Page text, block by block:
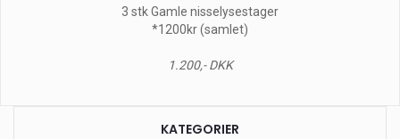
3 stk Gamle nisselysestager
*1200kr (samlet)
1.200,- DKK
KATEGORIER